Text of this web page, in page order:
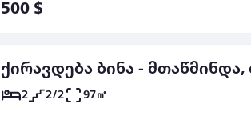
500 $
ქირავდება ბინა -
2 2/2 97㎡